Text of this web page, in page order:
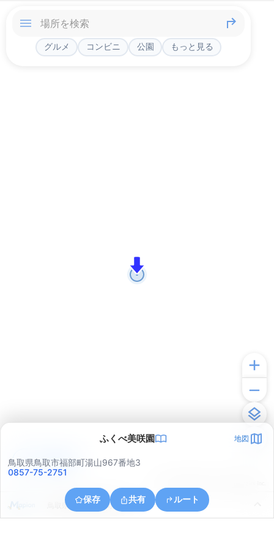
グルメ コンビニ 公園 もっと見る
ふくべ美咲園 地図
鳥取県鳥取市福部町湯山967番地3
0857-75-2751
保存 共有 ルート
鳥取県鳥取市福部町湯山
アプリで見る